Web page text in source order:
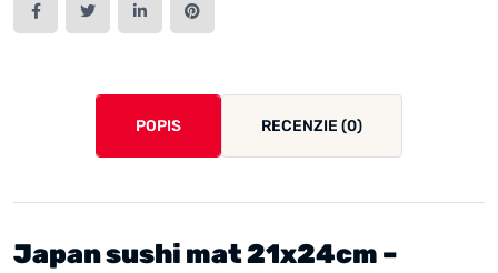
POPIS RECENZIE (0)
Japan sushi mat 21x24cm –